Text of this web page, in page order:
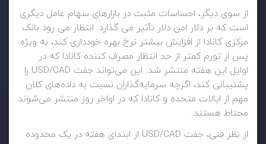
از سوی دیگر، احساسات مثبت در بازارهای سهام عامل دیگری
است که بر دلار امن دلار تأثیر می گذارد. انتظار می رود بانک
مرکزی کانادا از افزایش بیشتر نرخ بهره خودداری کند، به ویژه
پس از تورم کمتر از حد انتظار مصرف کننده کانادا که در
اوایل این هفته منتشر شد. این می‌تواند جفت USD/CAD را
پشتیبانی کند، اگرچه سرمایه‌گذاران نسبت به داده‌های کلان
مهم از ایالات متحده و کانادا که در اواخر روز منتشر می‌شوند
محتاط هستند.
از نظر فنی، جفت USD/CAD از ابتدای هفته در یک محدوده